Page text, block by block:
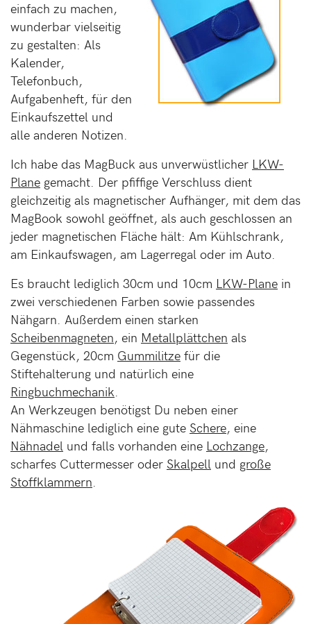
einfach zu machen,
wunderbar vielseitig
zu gestalten: Als
Kalender,
Telefonbuch,
Aufgabenheft, für den
Einkaufszettel und
alle anderen Notizen.
Ich habe das MagBuck aus unverwüstlicher LKW-
Plane gemacht. Der pfiffige Verschluss dient
gleichzeitig als magnetischer Aufhänger, mit dem das
MagBook sowohl geöffnet, als auch geschlossen an
jeder magnetischen Fläche hält: Am Kühlschrank,
am Einkaufswagen, am Lagerregal oder im Auto.
Es braucht lediglich 30cm und 10cm LKW-Plane in
zwei verschiedenen Farben sowie passendes
Nähgarn. Außerdem einen starken
Scheibenmagneten, ein Metallplättchen als
Gegenstück, 20cm Gummilitze für die
Stiftehalterung und natürlich eine
Ringbuchmechanik.
An Werkzeugen benötigst Du neben einer
Nähmaschine lediglich eine gute Schere, eine
Nähnadel und falls vorhanden eine Lochzange,
scharfes Cuttermesser oder Skalpell und große
Stoffklammern.